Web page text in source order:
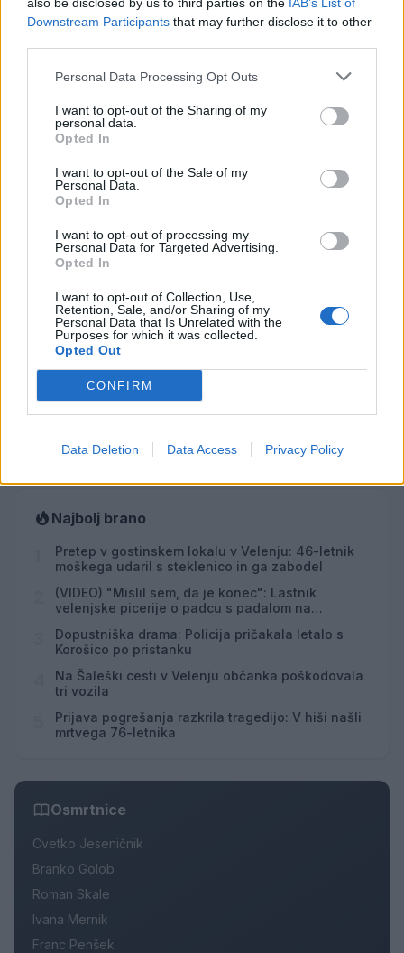
Downstream Participants that may further disclose it to other
Personal Data Processing Opt Outs
I want to opt-out of the Sharing of my
personal data.
Opted In
I want to opt-out of the Sale of my
Personal Data.
Opted In
I want to opt-out of processing my
Personal Data for Targeted Advertising.
Opted In
I want to opt-out of Collection, Use,
Retention, Sale, and/or Sharing of my
Personal Data that Is Unrelated with the
Purposes for which it was collected.
Opted Out
CONFIRM
Data Deletion Data Access Privacy Policy
Opozorilo:Po 297. členu Kazenskega zakonika je
rasističnimi, diskriminatornimi ali nezakonitimi vsebinami
Prihajajoči dogodki
AVG
8
Poletni bolšji sejem
08:00
8 18:00
AVG
8
Fuj, gosenica!
10:00
Backrooms: Brez izhoda
21:00
Najbolj brano
Pretep v gostinskem lokalu v Velenju: 46-letnik
moškega udaril s steklenico in ga zabodel
(VIDEO) "Mislil sem, da je konec": Lastnik
velenjske picerije o padcu s padalom na
Dopustniška drama: Policija pričakala letalo s
Korošico po pristanku
Na Šaleški cesti v Velenju občanka poškodovala
tri vozila
Prijava pogrešanja razkrila tragedijo: V hiši našli
mrtvega 76-letnika
Osmrtnice
Cvetko Jeseničnik
Branko Golob
Roman Skale
Ivana Mernik
Franc Penšek